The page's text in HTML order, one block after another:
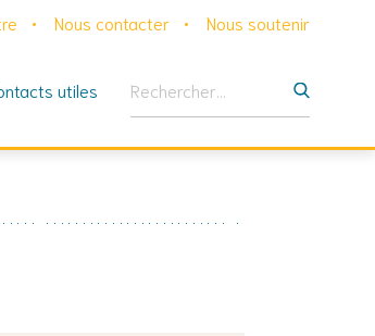
Nous contacter Nous soutenir
utiles